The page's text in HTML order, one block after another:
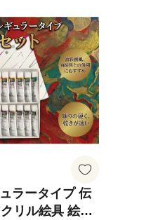
金 アイロボット
ラータイプ 伝
リル絵具 絵具